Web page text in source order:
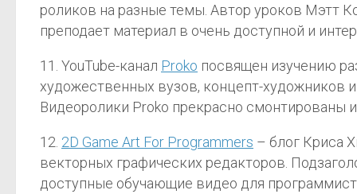
роликов на разные темы. Автор уроков Мэтт
преподает материал в очень доступной и
11. YouTube-канал Proko посвящен изучению
художественных вузов, концепт-художников
Видеоролики Proko прекрасно смонтированы
12. 2D Game Art For Programmers – блог Криса
векторных графических редакторов.
доступные обучающие видео для